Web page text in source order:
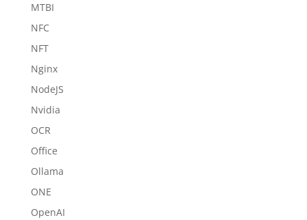
MTBI
NFC
NFT
Nginx
NodeJS
Nvidia
OCR
Office
Ollama
ONE
OpenAI